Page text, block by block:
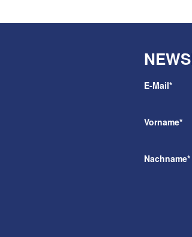
E-Mail*
Vorname*
Nachname*